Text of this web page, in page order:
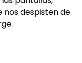
nos despisten de